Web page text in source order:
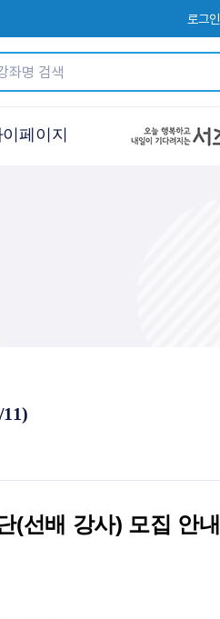
로그인
페이지
(선배 강사) 모집 안내